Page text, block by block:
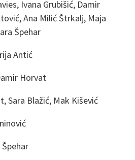
Ivana Grubišić, Damir
Ana Milić Štrkalj, Maja
Špehar
Antić
Horvat
Sara Blažić, Mak Kišević
Špehar